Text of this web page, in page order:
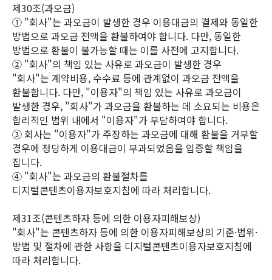
제30조(과오금)
① "회사"는 과오금이 발생한 경우 이용대금의 결제와 동일한
방법으로 과오금 전액을 환불하여야 합니다. 다만, 동일한
방법으로 환불이 불가능할 때는 이를 사전에 고지합니다.
② "회사"의 책임 있는 사유로 과오금이 발생한 경우
"회사"는 계약비용, 수수료 등에 관계없이 과오금 전액을
환불합니다. 다만, "이용자"의 책임 있는 사유로 과오금이
발생한 경우, "회사"가 과오금을 환불하는 데 소요되는 비용은
합리적인 범위 내에서 "이용자"가 부담하여야 합니다.
③ 회사는 "이용자"가 주장하는 과오금에 대해 환불을 거부할
경우에 정당하게 이용대금이 부과되었음을 입증할 책임을
집니다.
④ "회사"는 과오금의 환불절차를
디지털콘텐츠이용자보호지침에 따라 처리합니다.
제31조(콘텐츠하자 등에 의한 이용자피해보상)
"회사"는 콘텐츠하자 등에 의한 이용자피해보상의 기준·범위·
방법 및 절차에 관한 사항을 디지털콘텐츠이용자보호지침에
따라 처리합니다.